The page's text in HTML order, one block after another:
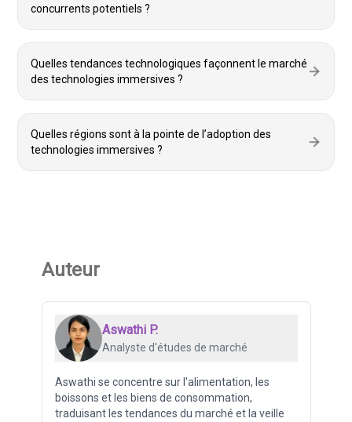
concurrents potentiels ?
Quelles tendances technologiques façonnent le marché
des technologies immersives ?
Quelles régions sont à la pointe de l’adoption des
technologies immersives ?
Auteur
Aswathi P.
Analyste d'études de marché
Aswathi se concentre sur l'alimentation, les
boissons et les biens de consommation,
traduisant les tendances du marché et la veille